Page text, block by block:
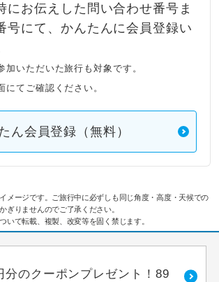
にお伝えした問い合わせ番号ま
号にて、かんたんに会員登録い
いただいた旅行も対象です。
てご確認ください。
ん会員登録（無料）
メージです。ご旅行中に必ずしも同じ角度・高度・天候での
ぎりませんのでご了承ください。
いて転載、複製、改変等を固く禁じます。
分のクーポンプレゼント！89